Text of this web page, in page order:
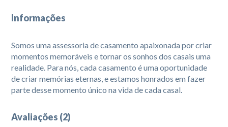
Informações
Somos uma assessoria de casamento apaixonada por criar
momentos memoráveis e tornar os sonhos dos casais uma
realidade. Para nós, cada casamento é uma oportunidade
de criar memórias eternas, e estamos honrados em fazer
parte desse momento único na vida de cada casal.
Avaliações (2)